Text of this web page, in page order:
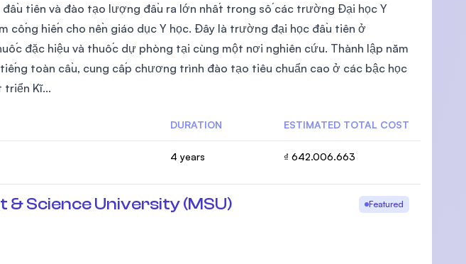
đầu tiên và đào tạo lượng đầu ra lớn nhất trong số các trường Đại học Y
cống hiến cho nền giáo dục Y học. Đây là trường đại học đầu tiên ở
đặc hiệu và thuốc dự phòng tại cùng một nơi nghiên cứu. Thành lập năm
toàn cầu, cung cấp chương trình đào tạo tiêu chuẩn cao ở các bậc học
triển Kĩ...
DURATION ESTIMATED TOTAL COST
4 years ₫ 642.006.663
& Science University (MSU) Featured